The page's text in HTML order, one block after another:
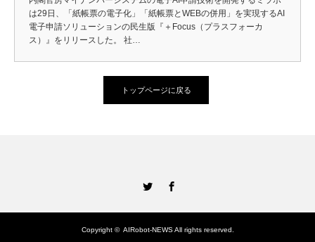
は29日、「紙帳票の電子化」「紙帳票とWEBの併用」を実現するAI
電子申請ソリューションの民生版『＋Focus（プラスフォーカ
ス）』をリリースした。 社…
トップページに戻る
Copyright © AIRobot-NEWSAll rights reserved.